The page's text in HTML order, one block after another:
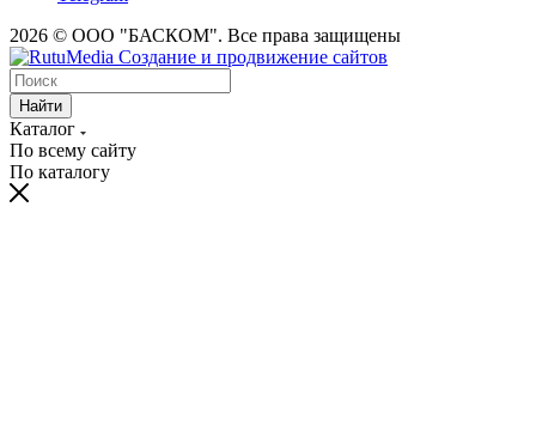
2026 © ООО "БАСКОМ". Все права защищены
Найти
Каталог
По всему сайту
По каталогу